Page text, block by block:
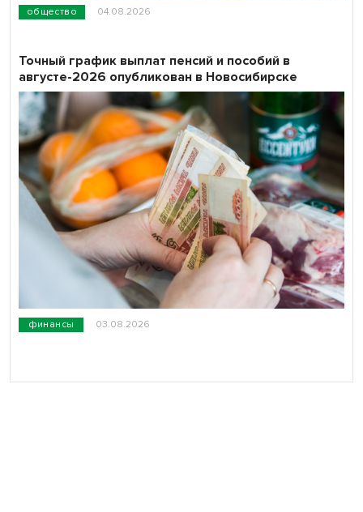
общество 04.08.2026
финансы 03.08.2026
Точный график выплат пенсий и пособий в
августе-2026 опубликован в Новосибирске